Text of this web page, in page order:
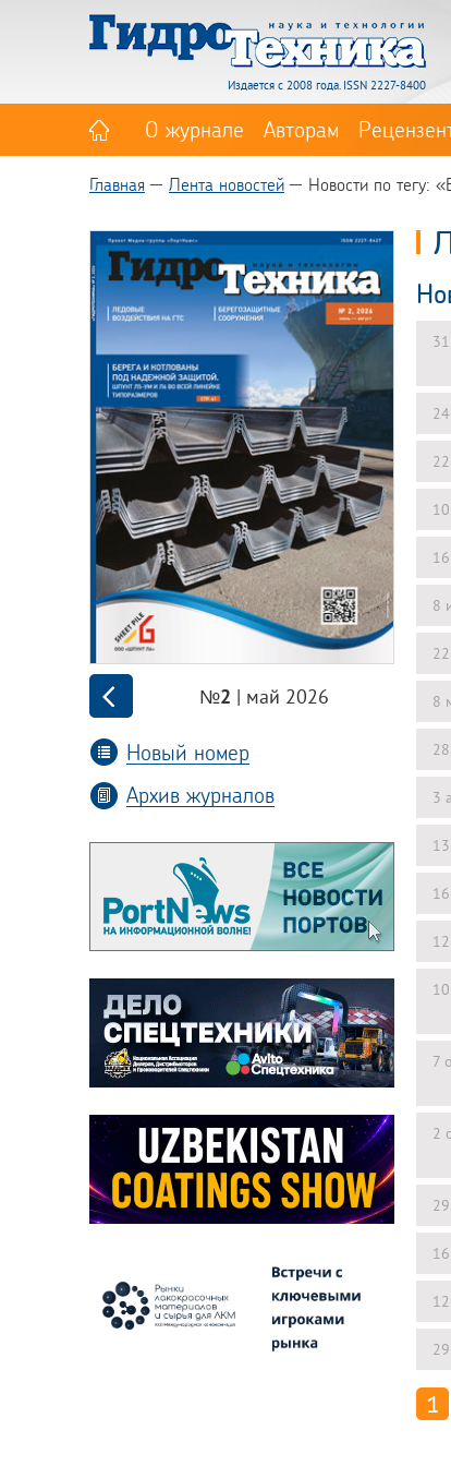
Издается с 2008 года. ISSN 2227-8400
О журнале Авторам
Главная Лента новостей Новости по тегу:
№2 | май 2026
Новый номер
Архив журналов
8
8
3
7
2
1